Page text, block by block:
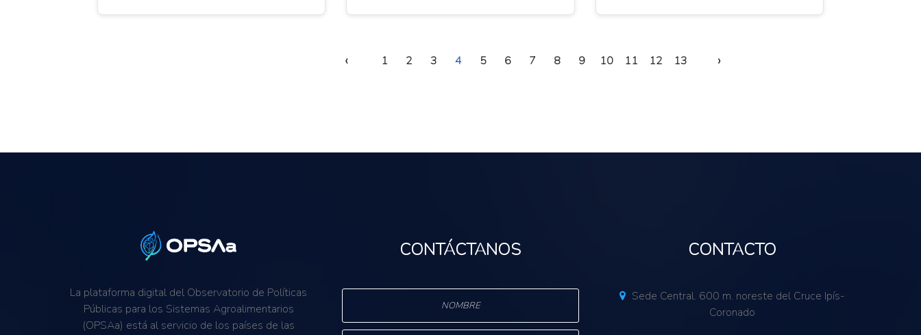
‹ 1 2 3 4 5 6 7 8 9 10 11 12 13 ›
La plataforma digital del Observatorio de Políticas
Públicas para los Sistemas Agroalimentarios
(OPSAa) está al servicio de los países de las
CONTÁCTANOS CONTACTO
Sede Central. 600 m. noreste del Cruce Ipís-
Coronado